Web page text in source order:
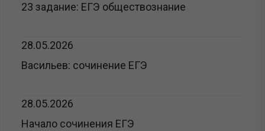
23 задание: ЕГЭ обществознание
28.05.2026
Васильев: сочинение ЕГЭ
28.05.2026
Начало сочинения ЕГЭ